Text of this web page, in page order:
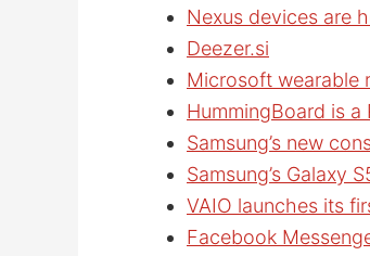
Nexus devices are
Deezer.si
Microsoft wearable
HummingBoard is
Samsung’s new
Samsung’s Galaxy
VAIO launches its
Facebook